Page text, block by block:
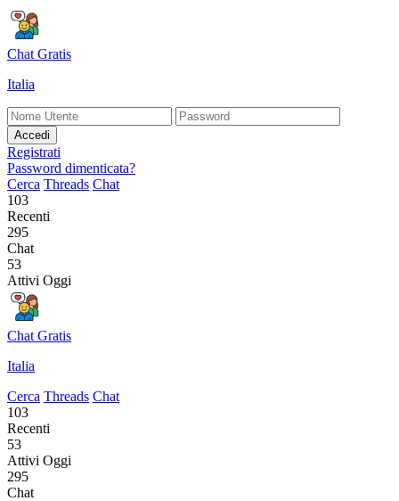
Chat Gratis
Italia
Accedi
Registrati
Password dimenticata?
Cerca Threads Chat
103
Recenti
295
Chat
53
Attivi Oggi
Chat Gratis
Italia
Cerca Threads Chat
103
Recenti
53
Attivi Oggi
295
Chat